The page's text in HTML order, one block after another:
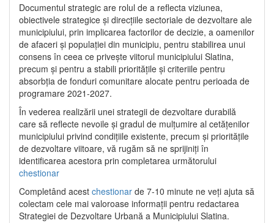
Documentul strategic are rolul de a reflecta viziunea,
obiectivele strategice și direcțiile sectoriale de dezvoltare ale
municipiului, prin implicarea factorilor de decizie, a oamenilor
de afaceri și populației din municipiu, pentru stabilirea unui
consens în ceea ce privește viitorul municipiului Slatina,
precum și pentru a stabili prioritățile și criteriile pentru
absorbția de fonduri comunitare alocate pentru perioada de
programare 2021-2027.
În vederea realizării unei strategii de dezvoltare durabilă
care să reflecte nevoile și gradul de mulțumire al cetățenilor
municipiului privind condițiile existente, precum și prioritățile
de dezvoltare viitoare, vă rugăm să ne sprijiniți în
identificarea acestora prin completarea următorului
chestionar
Completând acest chestionar de 7-10 minute ne veți ajuta să
colectam cele mai valoroase informații pentru redactarea
Strategiei de Dezvoltare Urbană a Municipiului Slatina.